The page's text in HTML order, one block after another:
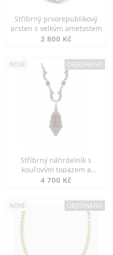
Stříbrný prvorepublikový
prsten s velkým ametystem
2 800 Kč
NOVÉ OBJEDNÁNO
Stříbrný náhrdelník s
kouřovým topazem a
markazity
4 700 Kč
NOVÉ OBJEDNÁNO